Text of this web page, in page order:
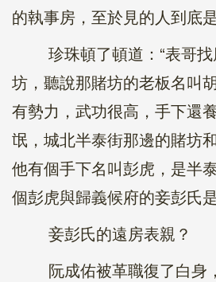
的執事房，至於見的人到底
珍珠頓了頓道：“表哥找
坊，聽說那賭坊的老板名叫
有勢力，武功很高，手下還
氓，城北半泰街那邊的賭坊
他有個手下名叫彭虎，是半
個彭虎與歸義候府的妾彭氏
妾彭氏的遠房表親？
阮成佑被革職復了白身